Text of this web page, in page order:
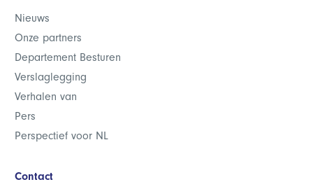
Nieuws
Onze partners
Departement Besturen
Verslaglegging
Verhalen van
Pers
Perspectief voor NL
Contact